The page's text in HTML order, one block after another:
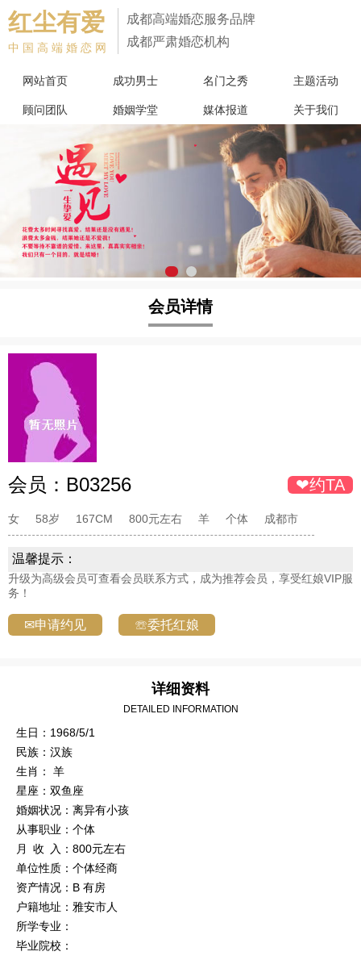
红尘有爱
中国高端婚恋网
成都高端婚恋服务品牌
成都严肃婚恋机构
网站首页 成功男士 名门之秀 主题活动
顾问团队 婚姻学堂 媒体报道 关于我们
会员详情
会员： B03256 ❤约TA
女 58岁 167CM 800元左右 羊 个体 成都市
温馨提示：
升级为高级会员可查看会员联系方式，成为推荐会员，享受红娘VIP服
务！
✉申请约见 ☏委托红娘
详细资料
DETAILED INFORMATION
生日：1968/5/1
民族：汉族
生肖： 羊
星座：双鱼座
婚姻状况：离异有小孩
从事职业：个体
月 收 入：800元左右
单位性质：个体经商
资产情况：B 有房
户籍地址：雅安市人
所学专业：
毕业院校：